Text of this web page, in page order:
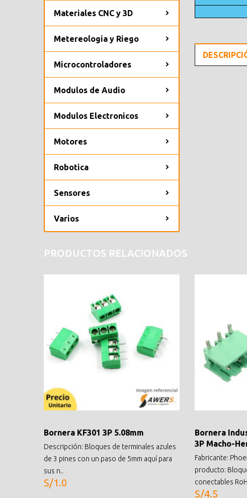
Materiales CNC y 3D
Metereologia y Riego
Microcontroladores
Modulos de Audio
Modulos Electronicos
Motores
Robotica
Sensores
Varios
PRODUCTOS RELACIONADOS
Bornera KF301 3P 5.08mm
Descripción: Bloques de terminales azules
de 3 pines con un paso de 5mm aquí para
sus n..
S/1.0
Bornera
3P Macho-
Fabricante:
producto:
conectables
S/4.5